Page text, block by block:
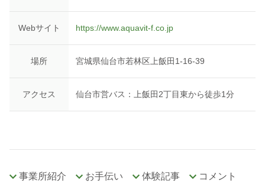
Webサイト https://www.aquavit-f.co.jp
場所 宮城県仙台市若林区上飯田1-16-39
アクセス 仙台市営バス：上飯田2丁目東から徒歩1分
事業所紹介 お手伝い 体験記事 コメント